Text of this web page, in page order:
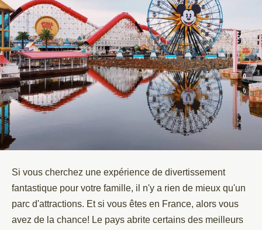
Si vous cherchez une expérience de divertissement
fantastique pour votre famille, il n'y a rien de mieux qu'un
parc d'attractions. Et si vous êtes en France, alors vous
avez de la chance! Le pays abrite certains des meilleurs